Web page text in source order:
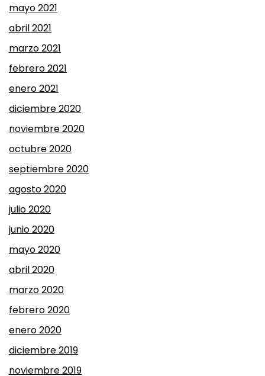
mayo 2021
abril 2021
marzo 2021
febrero 2021
enero 2021
diciembre 2020
noviembre 2020
octubre 2020
septiembre 2020
agosto 2020
julio 2020
junio 2020
mayo 2020
abril 2020
marzo 2020
febrero 2020
enero 2020
diciembre 2019
noviembre 2019